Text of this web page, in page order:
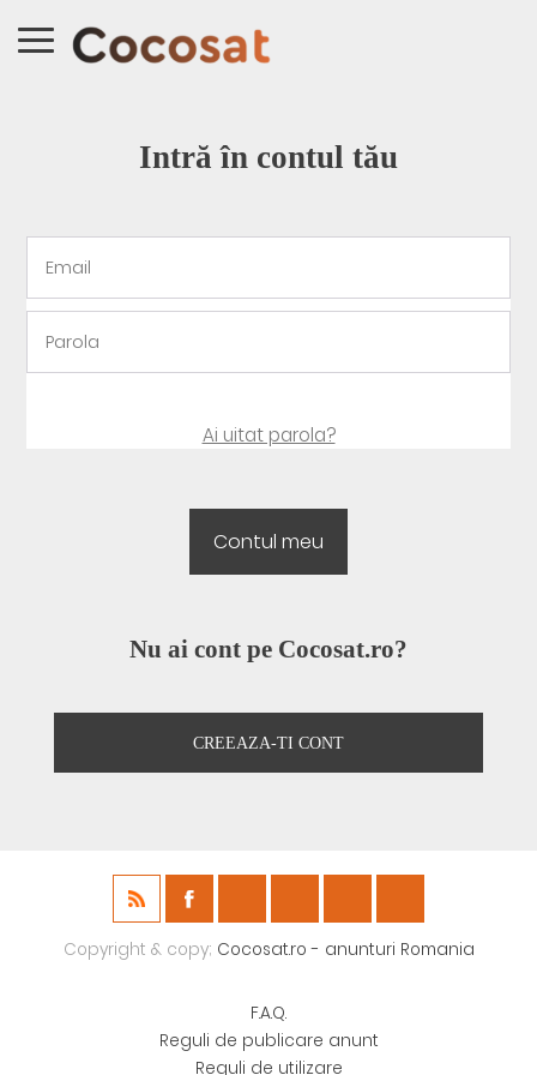
Intră în contul tău
Ai uitat parola?
Nu ai cont pe Cocosat.ro?
CREEAZA-TI CONT
Copyright & copy; Cocosat.ro - anunturi Romania
F.A.Q.
Reguli de publicare anunt
Reguli de utilizare